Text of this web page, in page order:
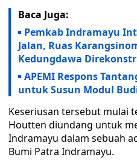
Baca Juga:
Pemkab Indramayu
Jalan, Ruas
Kedungdawa
APEMI Respons
untuk Susun Modul
Keseriusan tersebut mulai
Houtten diundang untuk
Indramayu dalam sebuah
Bumi Patra Indramayu.